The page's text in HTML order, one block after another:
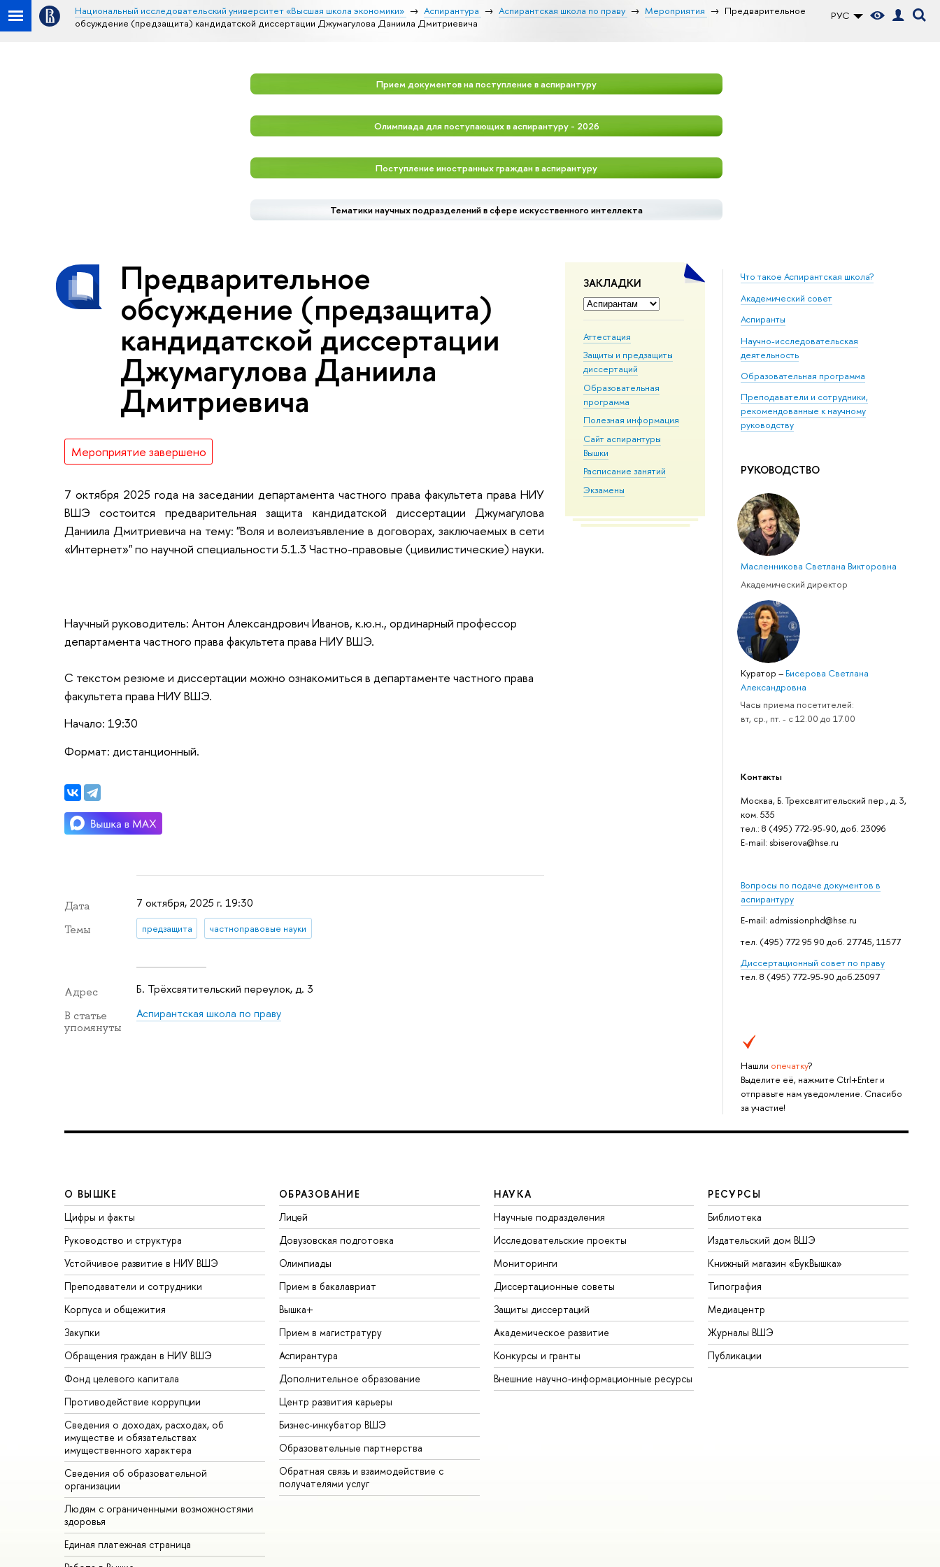
РУС
Национальный исследовательский университет «Высшая школа экономики» Аспирантура Аспирантская школа по праву Мероприятия
Предварительное
обсуждение (предзащита) кандидатской диссертации Джумагулова Даниила Дмитриевича
Прием документов на поступление в аспирантуру
Олимпиада для поступающих в аспирантуру - 2026
Поступление иностранных граждан в аспирантуру
Тематики научных подразделений в сфере искусственного интеллекта
ЗАКЛАДКИ
Аттестация
Защиты и предзащиты
диссертаций
Образовательная
программа
Полезная информация
Сайт аспирантуры
Вышки
Расписание занятий
Экзамены
Что такое Аспирантская школа?
Академический совет
Аспиранты
Научно-исследовательская
деятельность
Образовательная программа
Преподаватели и сотрудники,
рекомендованные к научному
руководству
РУКОВОДСТВО
Масленникова Светлана Викторовна
Академический директор
Куратор– Бисерова Светлана
Александровна
Часы приема посетителей:
вт, ср., пт. - с 12.00 до 17.00
Контакты
Москва, Б. Трехсвятительский пер., д. 3,
ком. 535
тел.: 8 (495) 772-95-90, доб. 23096
Е-mail: sbiserova@hse.ru
Вопросы по подаче документов в
аспирантуру
E-mail: admissionphd@hse.ru
тел. (495) 772 95 90 доб. 27745, 11577
Дисcертационный совет по праву
тел. 8 (495) 772-95-90 доб.23097
Нашли опечатку?
Выделите её, нажмите Ctrl+Enter и
отправьте нам уведомление. Спасибо
за участие!
Предварительное
обсуждение (предзащита)
кандидатской диссертации
Джумагулова Даниила
Дмитриевича
Мероприятие завершено
7 октября 2025 года на заседании департамента частного права факультета права НИУ
ВШЭ состоится предварительная защита кандидатской диссертации Джумагулова
Даниила Дмитриевича на тему: "Воля и волеизъявление в договорах, заключаемых в сети
«Интернет»" по научной специальности 5.1.3 Частно-правовые (цивилистические) науки.
Научный руководитель: Антон Александрович Иванов, к.ю.н., ординарный профессор
департамента частного права факультета права НИУ ВШЭ.
С текстом резюме и диссертации можно ознакомиться в департаменте частного права
факультета права НИУ ВШЭ.
Начало: 19:30
Формат: дистанционный.
Дата 7 октября, 2025 г. 19:30
Темы предзащита частноправовые науки
Адрес Б. Трёхсвятительский переулок, д. 3
В статье
упомянуты
Аспирантская школа по праву
О ВЫШКЕ
Цифры и факты
Руководство и структура
Устойчивое развитие в НИУ ВШЭ
Преподаватели и сотрудники
Корпуса и общежития
Закупки
Обращения граждан в НИУ ВШЭ
Фонд целевого капитала
Противодействие коррупции
Сведения о доходах, расходах, об
имуществе и обязательствах
имущественного характера
Сведения об образовательной
организации
Людям с ограниченными возможностями
здоровья
Единая платежная страница
ОБРАЗОВАНИЕ
Лицей
Довузовская подготовка
Олимпиады
Прием в бакалавриат
Вышка+
Прием в магистратуру
Аспирантура
Дополнительное образование
Центр развития карьеры
Бизнес-инкубатор ВШЭ
Образовательные партнерства
Обратная связь и взаимодействие с
получателями услуг
НАУКА
Научные подразделения
Исследовательские проекты
Мониторинги
Диссертационные советы
Защиты диссертаций
Академическое развитие
Конкурсы и гранты
Внешние научно-информационные ресурсы
РЕСУРСЫ
Библиотека
Издательский дом ВШЭ
Книжный магазин «БукВышка»
Типография
Медиацентр
Журналы ВШЭ
Публикации